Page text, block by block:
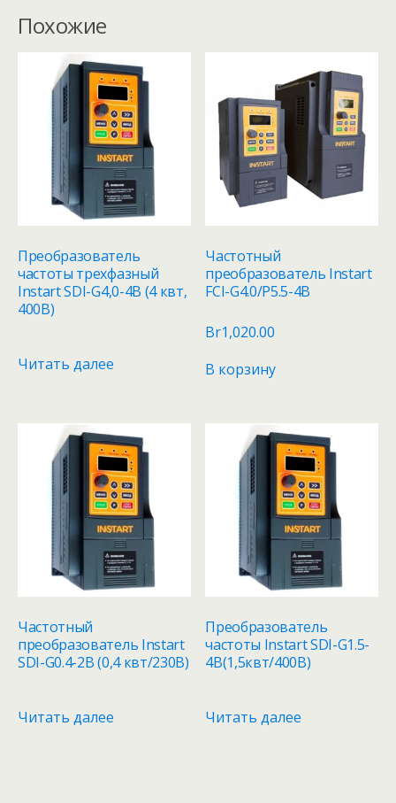
Похожие
Преобразователь
частоты трехфазный
Instart SDI-G4,0-4B (4 квт,
400В)
Читать далее
Частотный
преобразователь Instart
FCI-G4.0/P5.5-4B
Br1,020.00
В корзину
Частотный
преобразователь Instart
SDI-G0.4-2B (0,4 квт/230В)
Читать далее
Преобразователь
частоты Instart SDI-G1.5-
4B(1,5квт/400В)
Читать далее